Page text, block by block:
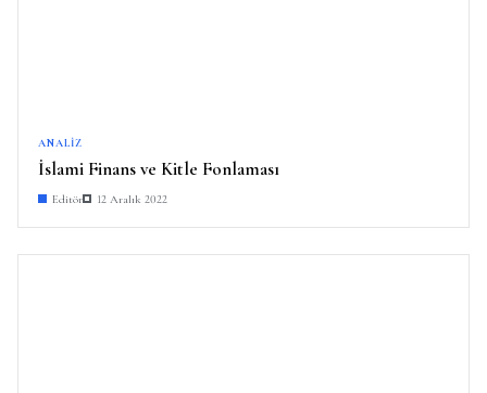
ANALIZ
İslami Finans ve Kitle Fonlaması
Editör 12 Aralık 2022